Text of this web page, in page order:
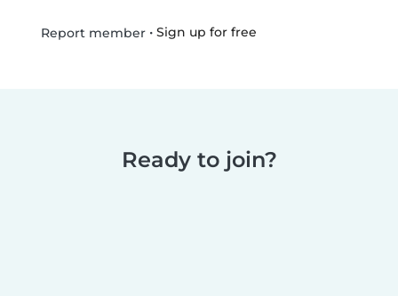
Report member• Sign up for free
Ready to join?